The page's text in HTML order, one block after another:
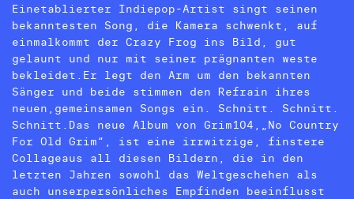
Einetablierter Indiepop-Artist singt seinen
bekanntesten Song, die Kamera schwenkt, auf
einmalkommt der Crazy Frog ins Bild, gut
gelaunt und nur mit seiner prägnanten weste
bekleidet.Er legt den Arm um den bekannten
Sänger und beide stimmen den Refrain ihres
neuen,gemeinsamen Songs ein. Schnitt. Schnitt.
Schnitt.Das neue Album von Grim104,„No Country
For Old Grim“, ist eine irrwitzige, finstere
Collageaus all diesen Bildern, die in den
letzten Jahren sowohl das Weltgeschehen als
auch unserpersönliches Empfinden beeinflusst